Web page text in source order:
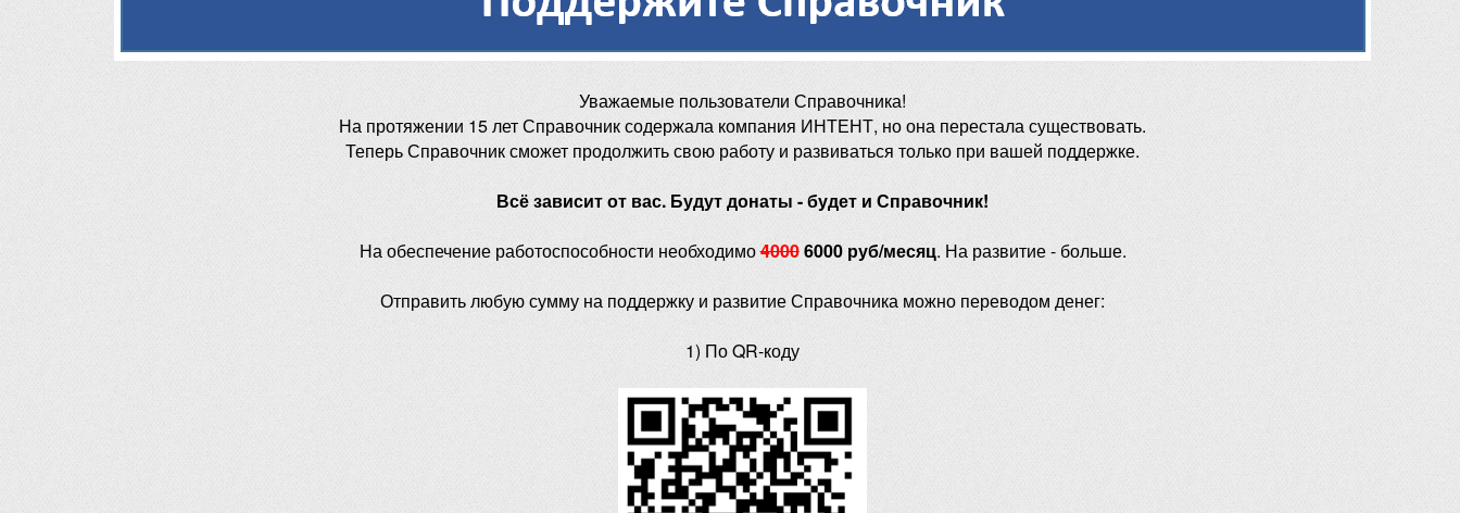
Уважаемые пользователи Справочника!
На протяжении 15 лет Справочник содержала компания ИНТЕНТ, но она перестала существовать.
Теперь Справочник сможет продолжить свою работу и развиваться только при вашей поддержке.
Всё зависит от вас. Будут донаты - будет и Справочник!
На обеспечение работоспособности необходимо40006000 руб/месяц. На развитие - больше.
Отправить любую сумму на поддержку и развитие Справочника можно переводом денег:
1) По QR-коду